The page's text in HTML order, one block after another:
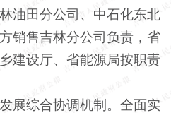
油田分公司、中石化东北
销售吉林分公司负责，省
建设厅、省能源局按职责
展综合协调机制。全面实